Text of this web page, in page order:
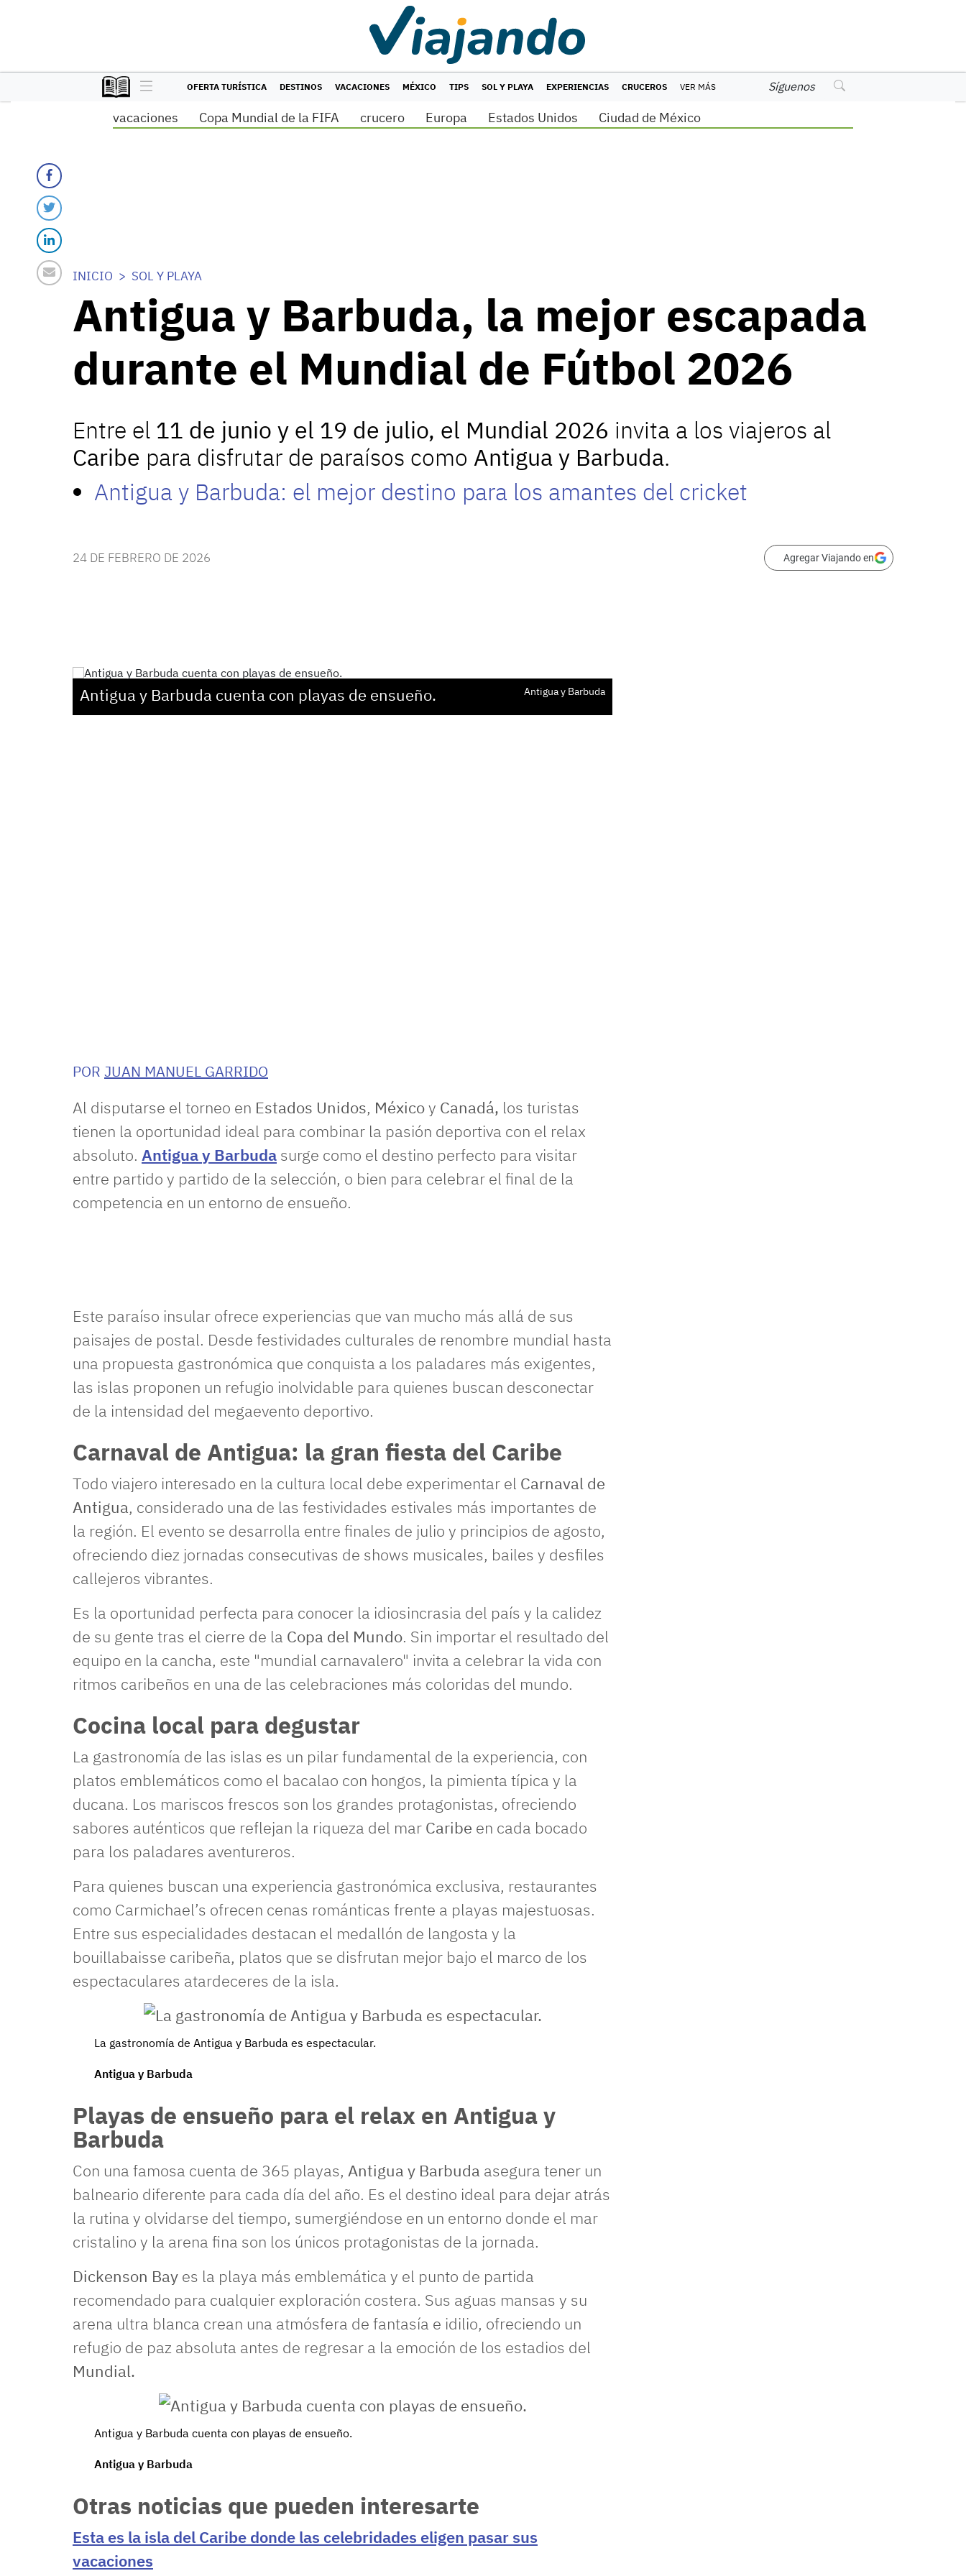
OFERTA TURÍSTICA DESTINOS VACACIONES MÉXICO TIPS SOL Y PLAYA EXPERIENCIAS CRUCEROS VER MÁS Síguenos
vacaciones Copa Mundial de la FIFA crucero Europa Estados Unidos Ciudad de México
INICIO SOL Y PLAYA
Antigua y Barbuda, la mejor escapada
durante el Mundial de Fútbol 2026
Entre el 11 de junio y el 19 de julio, el Mundial 2026 invita a los viajeros al
Caribe para disfrutar de paraísos como Antigua y Barbuda.
Antigua y Barbuda: el mejor destino para los amantes del cricket
24 DE FEBRERO DE 2026 Agregar Viajando en
Antigua y Barbuda cuenta con playas de ensueño. Antigua y Barbuda
POR JUAN MANUEL GARRIDO
Al disputarse el torneo en Estados Unidos, Méxicoy Canadá, los turistas
tienen la oportunidad ideal para combinar la pasión deportiva con el relax
absoluto. Antigua y Barbuda surge como el destino perfecto para visitar
entre partido y partido de la selección, o bien para celebrar el final de la
competencia en un entorno de ensueño.
Este paraíso insular ofrece experiencias que van mucho más allá de sus
paisajes de postal. Desde festividades culturales de renombre mundial hasta
una propuesta gastronómica que conquista a los paladares más exigentes,
las islas proponen un refugio inolvidable para quienes buscan desconectar
de la intensidad del megaevento deportivo.
Carnaval de Antigua: la gran fiesta del Caribe
Todo viajero interesado en la cultura local debe experimentar el Carnaval de
Antigua, considerado una de las festividades estivales más importantes de
la región. El evento se desarrolla entre finales de julio y principios de agosto,
ofreciendo diez jornadas consecutivas de shows musicales, bailes y desfiles
callejeros vibrantes.
Es la oportunidad perfecta para conocer la idiosincrasia del país y la calidez
de su gente tras el cierre de la Copa del Mundo. Sin importar el resultado del
equipo en la cancha, este "mundial carnavalero" invita a celebrar la vida con
ritmos caribeños en una de las celebraciones más coloridas del mundo.
Cocina local para degustar
La gastronomía de las islas es un pilar fundamental de la experiencia, con
platos emblemáticos como el bacalao con hongos, la pimienta típica y la
ducana. Los mariscos frescos son los grandes protagonistas, ofreciendo
sabores auténticos que reflejan la riqueza del mar Caribe en cada bocado
para los paladares aventureros.
Para quienes buscan una experiencia gastronómica exclusiva, restaurantes
como Carmichael’s ofrecen cenas románticas frente a playas majestuosas.
Entre sus especialidades destacan el medallón de langosta y la
bouillabaisse caribeña, platos que se disfrutan mejor bajo el marco de los
espectaculares atardeceres de la isla.
La gastronomía de Antigua y Barbuda es espectacular.
Antigua y Barbuda
Playas de ensueño para el relax en Antigua y
Barbuda
Con una famosa cuenta de 365 playas, Antigua y Barbuda asegura tener un
balneario diferente para cada día del año. Es el destino ideal para dejar atrás
la rutina y olvidarse del tiempo, sumergiéndose en un entorno donde el mar
cristalino y la arena fina son los únicos protagonistas de la jornada.
Dickenson Bay es la playa más emblemática y el punto de partida
recomendado para cualquier exploración costera. Sus aguas mansas y su
arena ultra blanca crean una atmósfera de fantasía e idilio, ofreciendo un
refugio de paz absoluta antes de regresar a la emoción de los estadios del
Mundial.
Antigua y Barbuda cuenta con playas de ensueño.
Antigua y Barbuda
Otras noticias que pueden interesarte
Esta es la isla del Caribe donde las celebridades eligen pasar sus
vacaciones